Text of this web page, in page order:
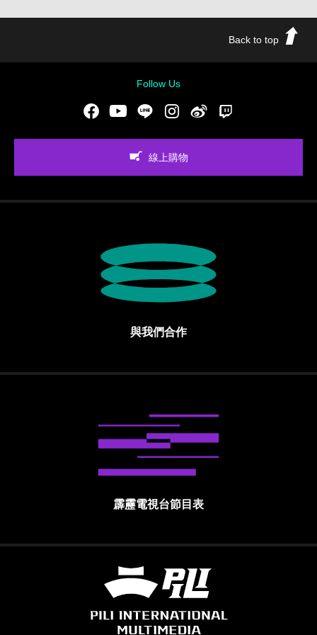
Back to top
Follow Us
FacebookYoutubeLINE Instgram新浪微博
線上購物
與我們合作
霹靂電視台節目表
霹靂國際多媒體股份有限公司 PILI